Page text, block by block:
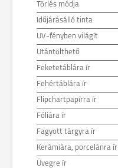
Törlés módja
Időjárásálló tinta
UV-fényben világít
Utántölthető
Feketetáblára ír
Fehértáblára ír
Flipchartpapírra ír
Fóliára ír
Fagyott tárgyra ír
Kerámiára, porcelánra ír
Üvegre ír